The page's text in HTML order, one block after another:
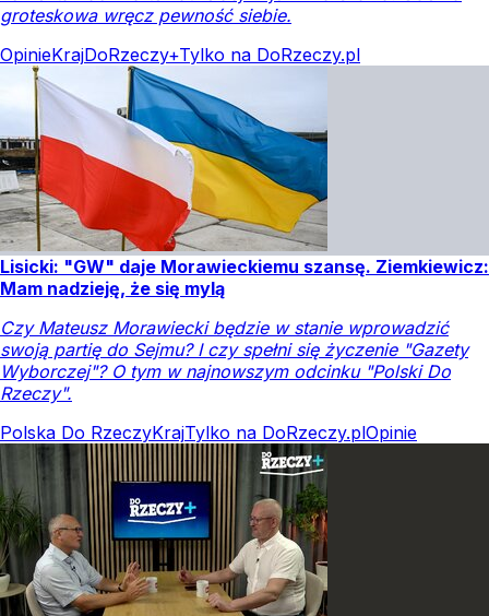
groteskowa wręcz pewność siebie.
OpinieKrajDoRzeczy+Tylko na DoRzeczy.pl
Lisicki: "GW" daje Morawieckiemu szansę. Ziemkiewicz:
Mam nadzieję, że się mylą
Czy Mateusz Morawiecki będzie w stanie wprowadzić
swoją partię do Sejmu? I czy spełni się życzenie "Gazety
Wyborczej"? O tym w najnowszym odcinku "Polski Do
Rzeczy".
Polska Do RzeczyKrajTylko na DoRzeczy.plOpinie